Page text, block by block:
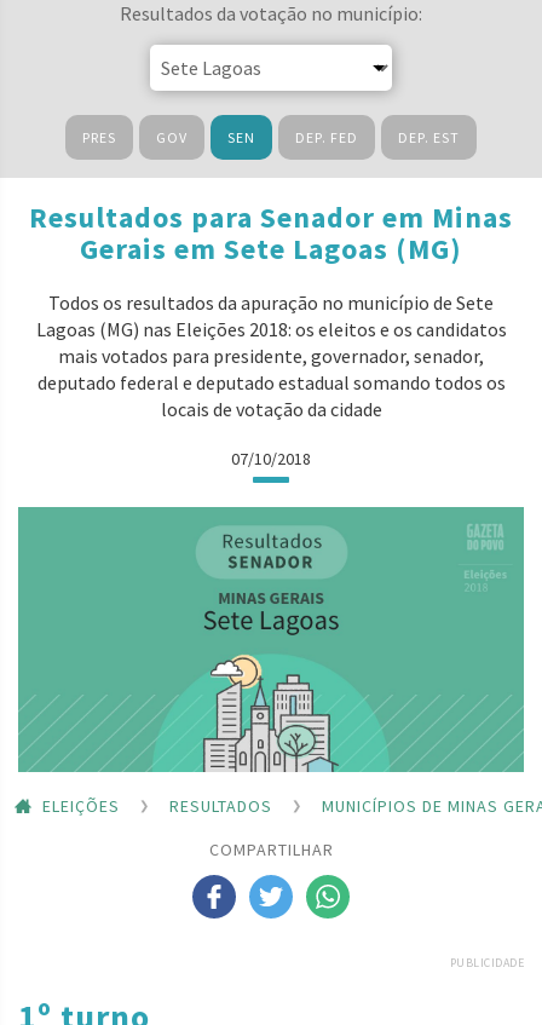
Resultados da votação no município:
PRES GOV SEN DEP. FED DEP. EST
Resultados para Senador em Minas
Gerais em Sete Lagoas (MG)
Todos os resultados da apuração no município de Sete
Lagoas (MG) nas Eleições 2018: os eleitos e os candidatos
mais votados para presidente, governador, senador,
deputado federal e deputado estadual somando todos os
locais de votação da cidade
07/10/2018
ELEIÇÕES RESULTADOS
MUNICÍPIOS DE MINAS
COMPARTILHAR
PUBLICIDADE